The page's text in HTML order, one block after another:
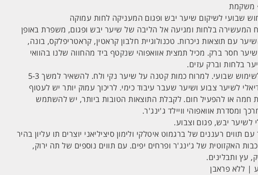
משקמת
שבועי לשיקום שיער יבש ופגום המעניקה לחות עמוקה
המעשירה בלחות ומגיעה אל הליבה של שיער יבש ופגום, משפרת באופן
עם תוצאות ניכרות. טכנולוגיית חלבון קראטין, קראטריפלקס, בונה,
חסר ברק. מכיל תמצית אוואפוהי שנקטף ביד מהחווה שלנו בהוואי
בלחות וברק עזים.
שבועי. למרוח כמות קטנה על שיער נקי ולח. להשאיר למשך 5-3
לשיער צבוע ושיער שעבר עיבוד כימי. לריכוך עמוק יותר יש לעטוף
חמה או להפעיל חום. לקבלת התוצאות הטובות ביותר, יש להשתמש
ומסדרת אוואפוהי וויילד ג'ינג'ר.
לשיער יבש, פגום וצבוע.
תווים רעננים של ברגמוט איטלקי ולימון סיציליאני יוצרים תו עליון בהיר
האקזוטית של ג'ינג'ר ופרחים יפים. עם תווים נוספים של תה ירוק,
עץ ותבלינים.
| ללא פראבן